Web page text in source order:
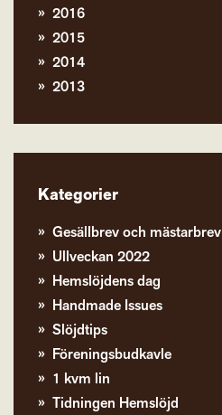
2016
2015
2014
2013
Kategorier
Gesällbrev och mästarbrev
Ullveckan 2022
Hemslöjdens dag
Handmade Issues
Slöjdtips
Föreningsbudkavle
1 kvm lin
Tidningen Hemslöjd